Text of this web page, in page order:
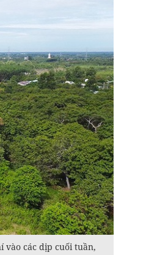
vào các dịp cuối tuần,